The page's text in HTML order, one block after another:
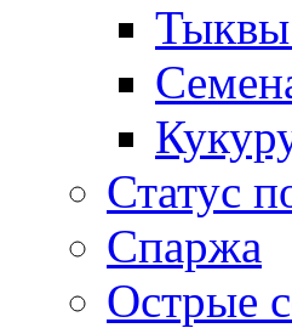
Статус
Спаржа
Острые